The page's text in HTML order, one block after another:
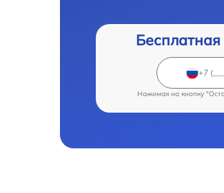
Нажимая на кнопку